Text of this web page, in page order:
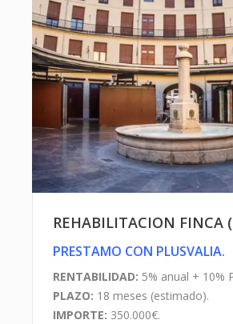
LOCALIZACION
Hotel Lope de Vega, en Valencia,
ubicado en la zona turística e
Valencia por excelencia.En plaza
se encuentra la Iglesia de Santa
entrada a la plaza Redonda, a
Mercado Central, la Catedral, la
Virgen, el Ayuntamiento, etc. Es
comercios tradicionales.
REHABILITACION FINCA
PRESTAMO CON PLUSVALIA.
RENTABILIDAD: 5% anual + 10%
PLAZO: 18 meses (estimado).
IMPORTE: 350.000€.